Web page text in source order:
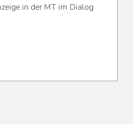
in der MT im Dialog